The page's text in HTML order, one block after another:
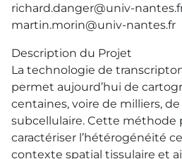
richard.danger@univ-
martin.morin@univ-nantes.fr
Description du Projet
La technologie de
permet aujourd’hui de
centaines, voire de milliers, de
subcellulaire. Cette méthode
caractériser l’hétérogénéité
contexte spatial tissulaire et